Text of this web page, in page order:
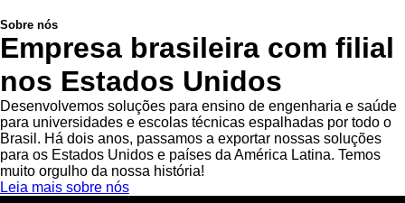
Sobre nós
Empresa brasileira com filial
nos Estados Unidos
Desenvolvemos soluções para ensino de engenharia e saúde
para universidades e escolas técnicas espalhadas por todo o
Brasil. Há dois anos, passamos a exportar nossas soluções
para os Estados Unidos e países da América Latina. Temos
muito orgulho da nossa história!
Leia mais sobre nós